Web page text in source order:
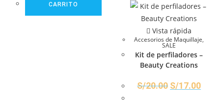
CARRITO
Vista rápida
Accesorios de Maquillaje,
SALE
Kit de perfiladores –
Beauty Creations
S/20.00 S/17.00